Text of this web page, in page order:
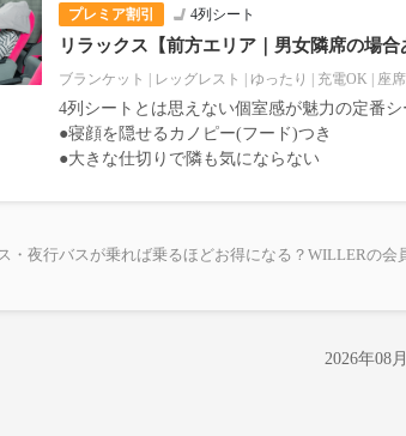
プレミア割引 4列シート
リラックス【前方エリア｜男女隣席の場合
ブランケット レッグレスト ゆったり 充電OK 座
4列シートとは思えない個室感が魅力の定番シ
●寝顔を隠せるカノピー(フード)つき
●大きな仕切りで隣も気にならない
・夜行バスが乗れば乗るほどお得になる？WILLERの会
2026年08